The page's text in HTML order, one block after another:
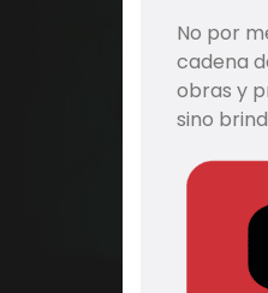
No por
cadena
obras y
sino